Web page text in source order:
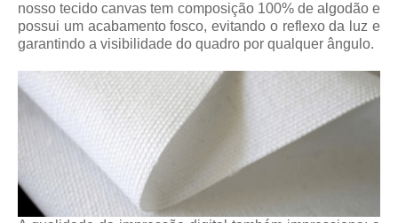
nosso tecido canvas tem composição 100% de algodão e
possui um acabamento fosco, evitando o reflexo da luz e
garantindo a visibilidade do quadro por qualquer ângulo.